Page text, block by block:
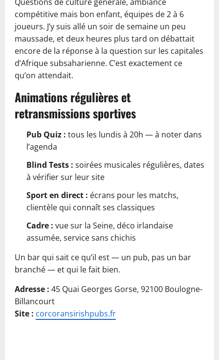
compétitive mais bon enfant, équipes de 2 à 6
joueurs. J’y suis allé un soir de semaine un peu
maussade, et deux heures plus tard on débattait
encore de la réponse à la question sur les capitales
d’Afrique subsaharienne. C’est exactement ce
qu’on attendait.
Animations régulières et
retransmissions sportives
Pub Quiz : tous les lundis à 20h — à noter dans
l’agenda
Blind Tests : soirées musicales régulières, dates
à vérifier sur leur site
Sport en direct : écrans pour les matchs,
clientèle qui connaît ses classiques
Cadre : vue sur la Seine, déco irlandaise
assumée, service sans chichis
Un bar qui sait ce qu’il est — un pub, pas un bar
branché — et qui le fait bien.
Adresse : 45 Quai Georges Gorse, 92100 Boulogne-
Billancourt
Site : corcoransirishpubs.fr